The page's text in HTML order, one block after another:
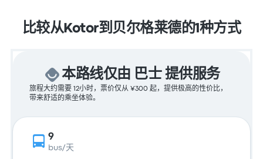
比较从Kotor到贝尔格莱德的1种方式
本路线仅由 巴士 提供服务
旅程大约需要 12小时，票价仅从 ¥300 起，提供极高的性价比，
带来舒适的乘坐体验。
9
bus/天